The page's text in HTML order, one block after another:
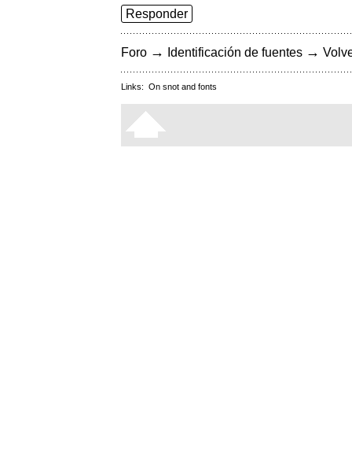
Responder
Foro → Identificación de fuentes →
Links: On snot and fonts